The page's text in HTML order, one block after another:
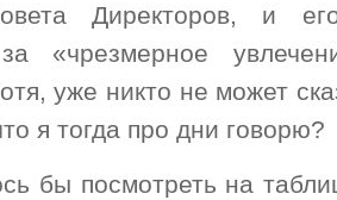
Директоров, и
«чрезмерное
уже никто не может
я тогда про дни говорю?
бы посмотреть на